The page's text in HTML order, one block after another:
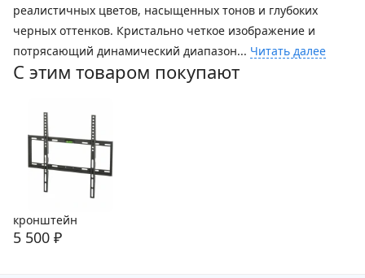
реалистичных цветов, насыщенных тонов и глубоких
черных оттенков. Кристально четкое изображение и
потрясающий динамический диапазон... Читать далее
С этим товаром покупают
кронштейн
5 500 ₽